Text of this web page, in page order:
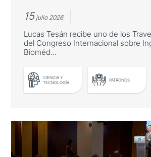
15 julio 2026
Lucas Tesán recibe uno de los
del Congreso Internacional sobre
Bioméd...
CIENCIA Y
TECNOLOGÍA
PATRONOS
Premiado en Japón un
de la Universidad de